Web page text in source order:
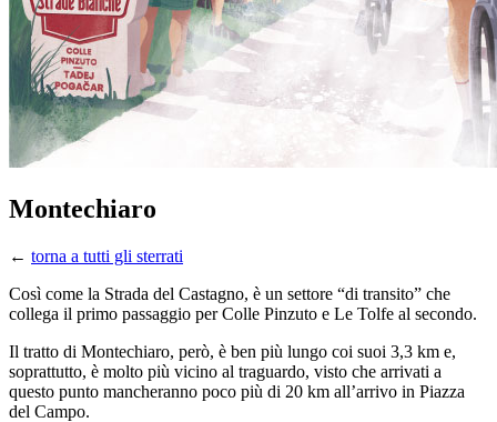
Montechiaro
← torna a tutti gli sterrati
Così come la Strada del Castagno, è un settore “di transito” che
collega il primo passaggio per Colle Pinzuto e Le Tolfe al secondo.
Il tratto di Montechiaro, però, è ben più lungo coi suoi 3,3 km e,
soprattutto, è molto più vicino al traguardo, visto che arrivati a
questo punto mancheranno poco più di 20 km all’arrivo in Piazza
del Campo.